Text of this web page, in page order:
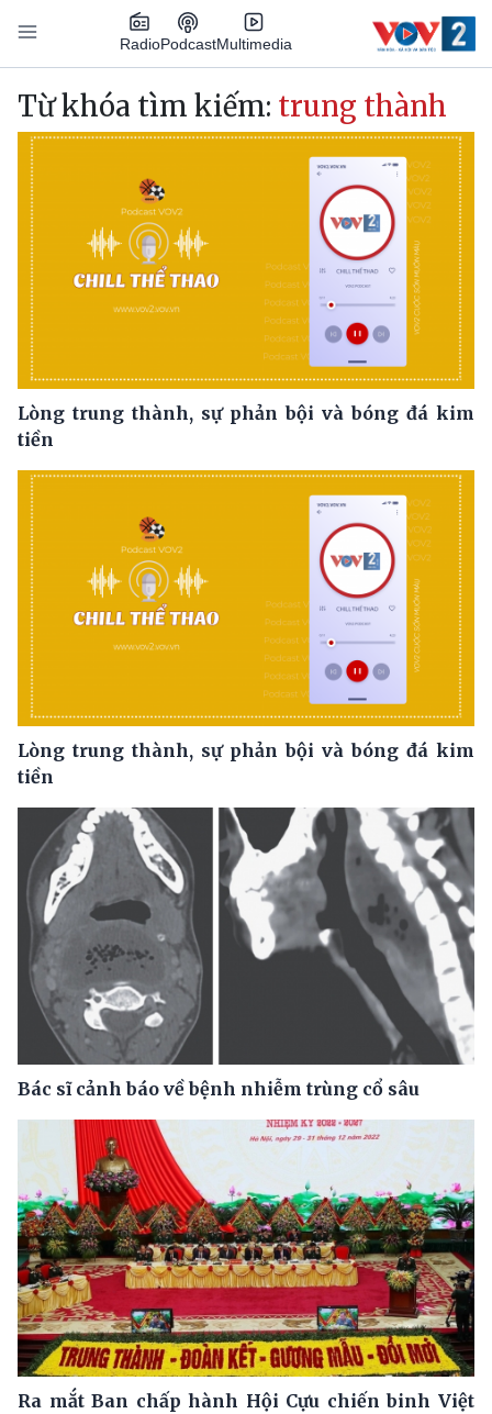
Nhảy đến nội dung
RadioPodcastMultimedia
Main navigation
Từ khóa tìm kiếm: trung thành
Lòng trung thành, sự phản bội và bóng đá kim
tiền
Lòng trung thành, sự phản bội và bóng đá kim
tiền
Bác sĩ cảnh báo về bệnh nhiễm trùng cổ sâu
Ra mắt Ban chấp hành Hội Cựu chiến binh Việt